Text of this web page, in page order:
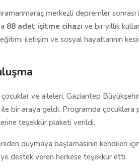
merkezli depremler
88 adet işitme cihazı ve bir yıllık
iletişim ve sosyal hayatlarının
ve aileleri, Gaziantep
ile bir araya geldi. Programda
teşekkür plaketi verildi.
duymaya başlamasının
destek veren herkese teşekkür etti.
Yüzde 70 Zam Geliyor